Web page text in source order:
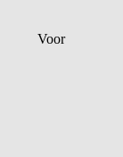
Voor